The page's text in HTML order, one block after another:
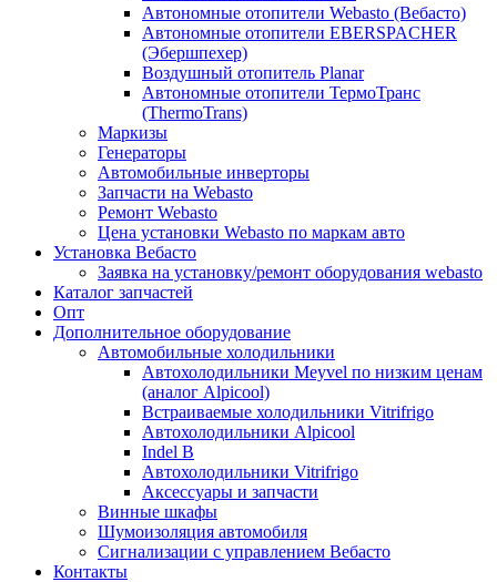
Автономные отопители Webasto (Вебасто)
Автономные отопители EBERSPACHER
(Эбершпехер)
Воздушный отопитель Planar
Автономные отопители ТермоТранс
(ThermoTrans)
Маркизы
Генераторы
Автомобильные инверторы
Запчасти на Webasto
Ремонт Webasto
Цена установки Webasto по маркам авто
Установка Вебасто
Заявка на установку/ремонт оборудования webasto
Каталог запчастей
Опт
Дополнительное оборудование
Автомобильные холодильники
Автохолодильники Meyvel по низким ценам
(аналог Alpicool)
Встраиваемые холодильники Vitrifrigo
Автохолодильники Alpicool
Indel B
Автохолодильники Vitrifrigo
Аксессуары и запчасти
Винные шкафы
Шумоизоляция автомобиля
Сигнализации с управлением Вебасто
Контакты